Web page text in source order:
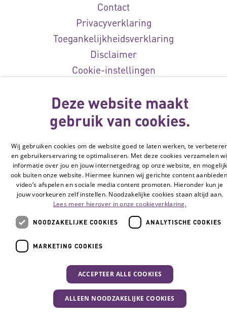
Contact
Privacyverklaring
Toegankelijkheidsverklaring
Disclaimer
Cookie-instellingen
Deze website maakt
gebruik van cookies.
Wij gebruiken cookies om de website goed te laten werken, te
en gebruikerservaring te optimaliseren. Met deze cookies verzamelen
informatie over jou en jouw internetgedrag op onze website, en mogelijk
ook buiten onze website. Hiermee kunnen wij gerichte content
video’s afspelen en sociale media content promoten. Hieronder kun je
jouw voorkeuren zelf instellen. Noodzakelijke cookies staan altijd aan.
Lees meer hierover in onze cookieverklaring.
NOODZAKELIJKE COOKIES ANALYTISCHE COOKIES
MARKETING COOKIES
ACCEPTEER ALLE COOKIES
ALLEEN NOODZAKELIJKE COOKIES